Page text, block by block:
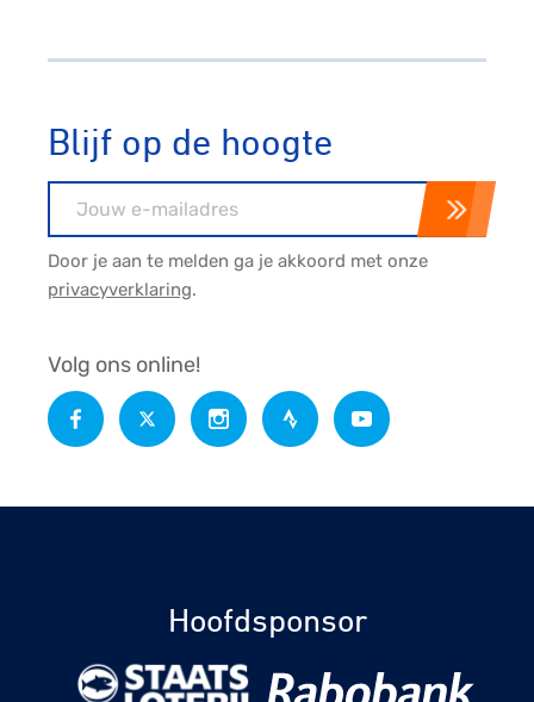
Blijf op de hoogte
Door je aan te melden ga je akkoord met onze
privacyverklaring.
Volg ons online!
Hoofdsponsor